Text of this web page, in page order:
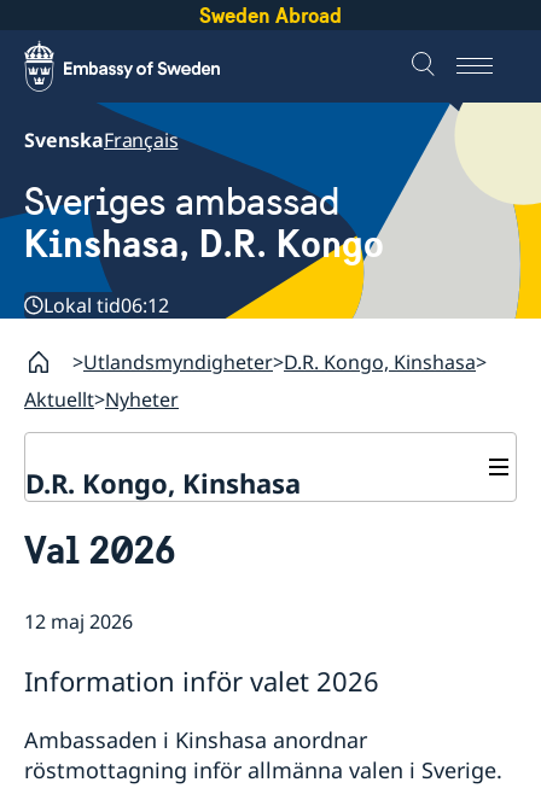
Sweden Abroad
SvenskaFrançais
Sveriges ambassad
Kinshasa, D.R. Kongo
Lokal tid06:12
Utlandsmyndigheter D.R. Kongo, Kinshasa
Aktuellt Nyheter
D.R. Kongo, Kinshasa
Boka tid för migrationsärenden
Om oss
Ambassadens personal
Lediga tjänster
GDPR
Vi är en resurs för svenska företag
Team Sweden
Så kan du få stöd
Svenska företag i Demokratiska republiken Kongo,
Republiken Kongo, Gabon och Ekvatorialguinea
Anmäl handelshinder
Nyheter
Oroligheter i Kinshasa den 19 maj 2024
Rösta i EU-valet 26-27 maj 2024
Rekommendation till svenskar med anledning av
Val 2026
12 maj 2026
Information inför valet 2026
Ambassaden i Kinshasa anordnar
röstmottagning inför allmänna valen i Sverige.